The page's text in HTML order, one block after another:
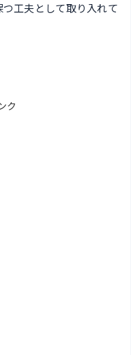
工夫として取り入れて
ク